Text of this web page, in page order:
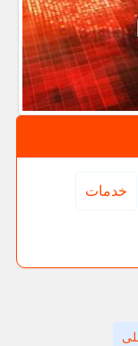
خدمات